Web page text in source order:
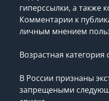
гиперссылки, а также
Комментарии к
личным мнением
Возрастная категория
В России признаны
запрещеными